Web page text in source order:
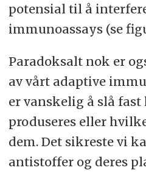
potensial til å
immunoassays (se
Paradoksalt nok er
av vårt adaptive
er vanskelig å slå fast
produseres eller
dem. Det sikreste vi
antistoffer og deres